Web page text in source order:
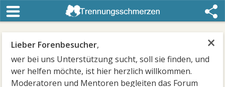
×
Lieber Forenbesucher,
wer bei uns Unterstützung sucht, soll sie finden, und
wer helfen möchte, ist hier herzlich willkommen.
Moderatoren und Mentoren begleiten das Forum